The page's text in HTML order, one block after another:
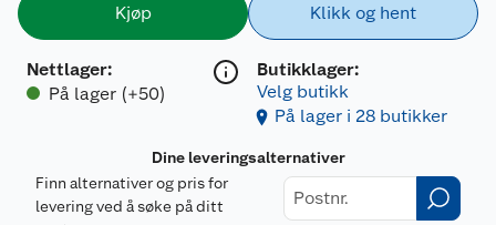
Kjøp
Nettlager:
På lager (+50)
Klikk og hent
Butikklager:
Velg butikk
På lager i 28 butikker
Dine leveringsalternativer
Finn alternativer og pris for
levering ved å søke på ditt